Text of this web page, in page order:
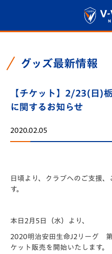
グッズ最新情報
【チケット】2/23(日)
に関するお知らせ
2020.02.05
日頃より、クラブへのご支援
す。
本日2月5日（水）より、
2020明治安田生命J2リーグ
ケット販売を開始いたします。